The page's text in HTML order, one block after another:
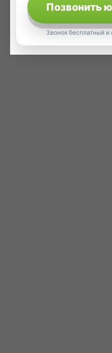
Позвонить
Звонок бесплатный